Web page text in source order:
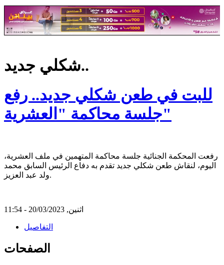
شكلي جديد..
للبت في طعن شكلي جديد.. رفع
جلسة محاكمة "العشرية"
رفعت المحكمة الجنائية جلسة محاكمة المتهمين في ملف العشرية،
اليوم، لنقاش طعن شكلي جديد تقدم به دفاع الرئيس السابق محمد
ولد عبد العزيز.
اثنين, 20/03/2023 - 11:54
التفاصيل
الصفحات